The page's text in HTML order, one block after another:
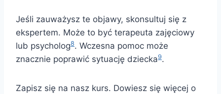
Jeśli zauważysz te objawy, skonsultuj się z
ekspertem. Może to być terapeuta zajęciowy
lub psycholog8. Wczesna pomoc może
znacznie poprawić sytuację dziecka9.
Zapisz się na nasz kurs. Dowiesz się więcej o